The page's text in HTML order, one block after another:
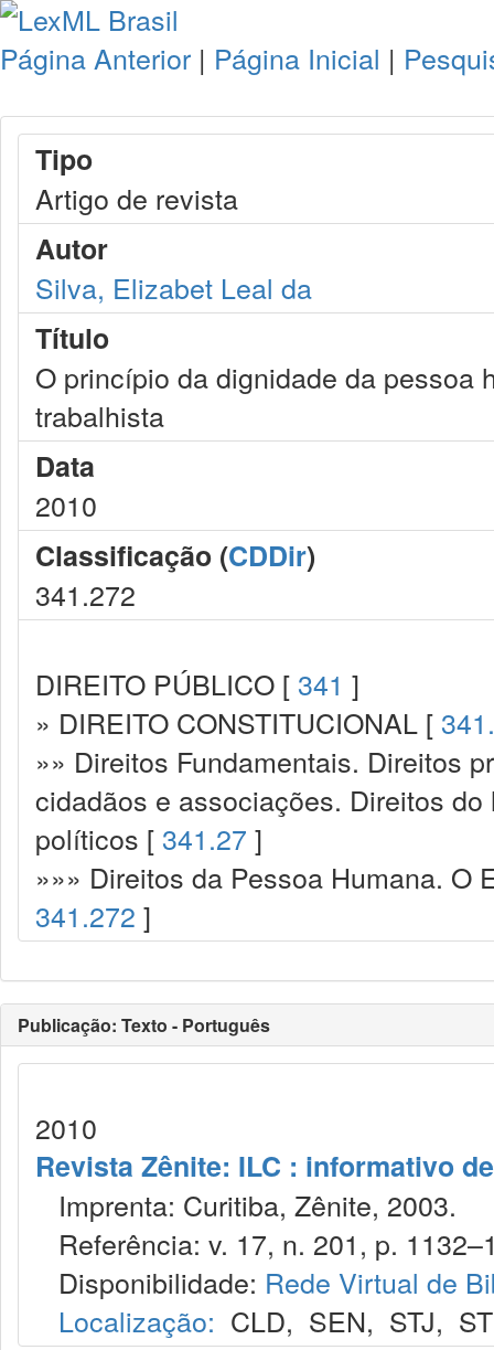
Página Anterior | Página Inicial |
Tipo
Artigo de revista
Autor
Silva, Elizabet Leal da
Título
O princípio da dignidade da pessoa
trabalhista
Data
2010
Classificação (CDDir)
341.272
DIREITO PÚBLICO [ 341 ]
» DIREITO CONSTITUCIONAL [
»» Direitos Fundamentais. Direitos
cidadãos e associações. Direitos
políticos [ 341.27 ]
»»» Direitos da Pessoa Humana.
341.272 ]
Publicação: Texto - Português
2010
Revista Zênite: ILC : informativo
Imprenta: Curitiba, Zênite, 2003.
Referência: v. 17, n. 201, p.
Disponibilidade: Rede Virtual de
Localização: CLD, SEN, STJ,